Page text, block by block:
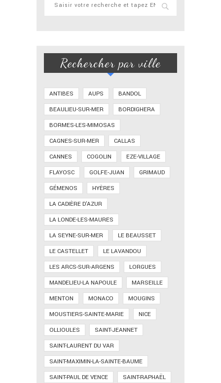
Rechercher par ville
ANTIBES AUPS
BANDOL
BEAULIEU-SUR-MER
BORDIGHERA
BORMES-LES-MIMOSAS
CAGNES-SUR-MER
CALLAS
CANNES
COGOLIN
EZE-VILLAGE
FLAYOSC
GOLFE-JUAN
GRIMAUD
GÉMENOS
HYÈRES
LA CADIÈRE D'AZUR
LA LONDE-LES-MAURES
LA SEYNE-SUR-MER
LE BEAUSSET
LE CASTELLET
LE LAVANDOU
LES ARCS-SUR-ARGENS
LORGUES
MANDELIEU-LA NAPOULE
MARSEILLE
MENTON
MONACO
MOUGINS
MOUSTIERS-SAINTE-MARIE
NICE
OLLIOULES
SAINT-JEANNET
SAINT-LAURENT DU VAR
SAINT-MAXIMIN-LA-SAINTE-BAUME
SAINT-PAUL DE VENCE
SAINT-RAPHAËL